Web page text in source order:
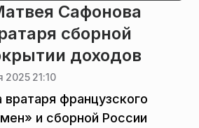
Сафонова
сборной
доходов
2025 21:10
вратаря французского
и сборной России